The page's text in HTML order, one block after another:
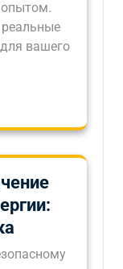
опытом.
вашего